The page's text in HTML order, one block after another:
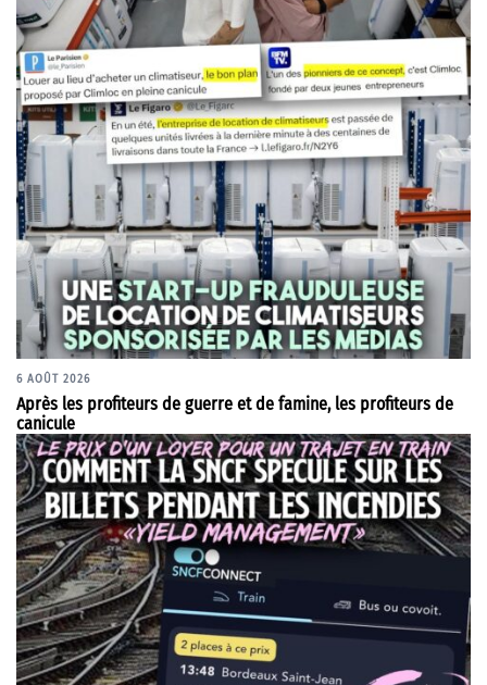
6 AOÛT 2026
Après les profiteurs de guerre et de famine, les profiteurs de
canicule